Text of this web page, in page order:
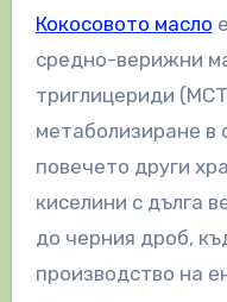
Кокосовото масло
средно-верижни
триглицериди
метаболизиране в
повечето други
киселини с дълга
до черния дроб,
производство на